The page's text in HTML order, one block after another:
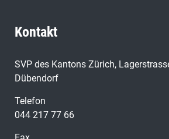
Kontakt
SVP des Kantons Zürich,
Dübendorf
Telefon
044 217 77 66